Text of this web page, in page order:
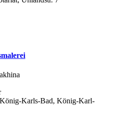
Karls-Bad, König-Karl-